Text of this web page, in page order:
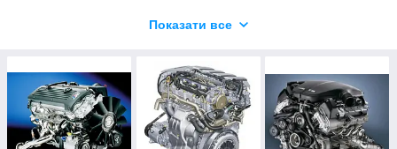
презентовано широкий асортимент товарів.Також
У нас ви зможете знайти що цікавить вас товар за невисокою
ціною, хорошої якості.
Показати все